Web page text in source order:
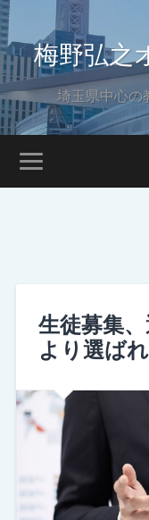
梅野弘之
埼玉県中心の
生徒募集
より選ば